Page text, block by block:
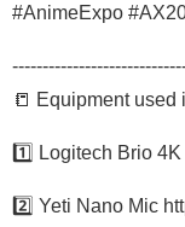
#AnimeExpo
📒 Equipment used
1️⃣ Logitech Brio
2️⃣ Yeti Nano Mic